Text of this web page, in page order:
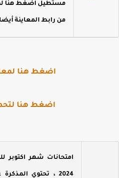
مستطيل اضغط هنا
من رابط المعاينة أيضا .
اضغط هنا
اضغط هنا
امتحانات شهر اكتوبر
2024 ، تحتوي المذكرة